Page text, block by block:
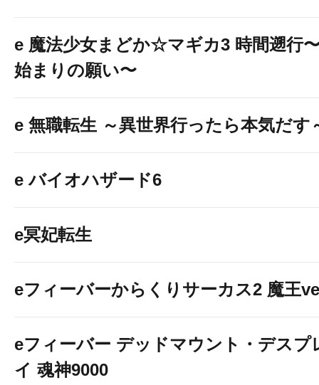
e 魔法少女まどか☆マギカ3 時間遡行
始まりの願い〜
e 無職転生 ～異世界行ったら本気だす
e バイオハザード6
e冥妃転生
eフィーバーからくりサーカス2 魔王
eフィーバー デッドマウント・デスプ
イ 魂神9000